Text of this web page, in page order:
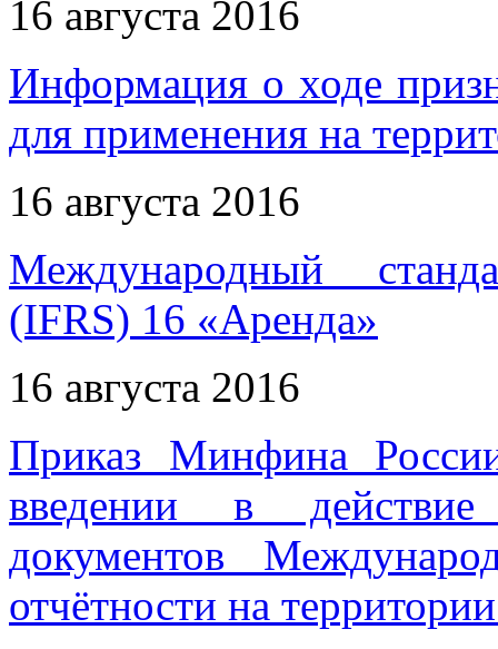
16 августа 2016
Информация о ходе
для применения на
16 августа 2016
Международный
(IFRS) 16 «Аренда»
16 августа 2016
Приказ Минфина
введении в
документов
отчётности на